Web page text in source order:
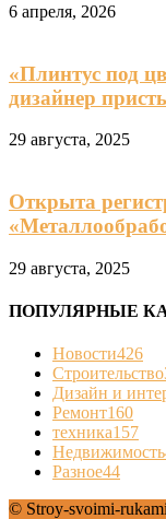
6 апреля, 2026
«Плинтус под
дизайнер
29 августа, 2025
Открыта
29 августа, 2025
ПОПУЛЯРНЫЕ
Новости426
Строительство
Дизайн и
Ремонт160
техника157
Недвижимость
Разное44
© Stroy-svoimi-